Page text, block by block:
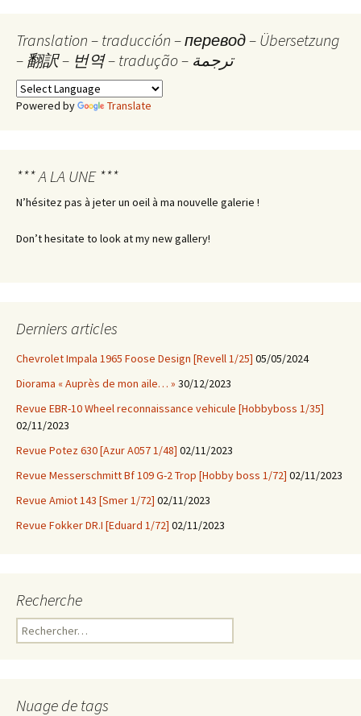
articles
Translation – traducción – перевод – Übersetzung
– 翻訳 – 번역 – tradução – ترجمة
Powered by Translate
*** A LA UNE ***
N’hésitez pas à jeter un oeil à ma nouvelle galerie !
Don’t hesitate to look at my new gallery!
Derniers articles
Chevrolet Impala 1965 Foose Design [Revell 1/25] 05/05/2024
Diorama « Auprès de mon aile… » 30/12/2023
Revue EBR-10 Wheel reconnaissance vehicule [Hobbyboss 1/35]
02/11/2023
Revue Potez 630 [Azur A057 1/48] 02/11/2023
Revue Messerschmitt Bf 109 G-2 Trop [Hobby boss 1/72] 02/11/2023
Revue Amiot 143 [Smer 1/72] 02/11/2023
Revue Fokker DR.I [Eduard 1/72] 02/11/2023
Recherche
Rechercher :
Nuage de tags